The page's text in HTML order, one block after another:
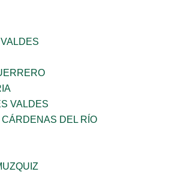
VALDES
DEL RÍO